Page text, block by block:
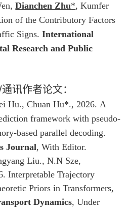
Dianchen Zhu*, Kumfer
of the Contributory Factors
Signs.International
Research and Public
讯作者论文：
Hu., Chuan Hu*., 2026. A
framework with pseudo-
based parallel decoding.
Journal, With Editor.
Liu., N.N Sze,
Interpretable Trajectory
Priors in Transformers,
Dynamics, Under